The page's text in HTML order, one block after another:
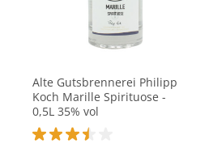
Alte Gutsbrennerei Philipp
Koch Marille Spirituose -
0,5L 35% vol